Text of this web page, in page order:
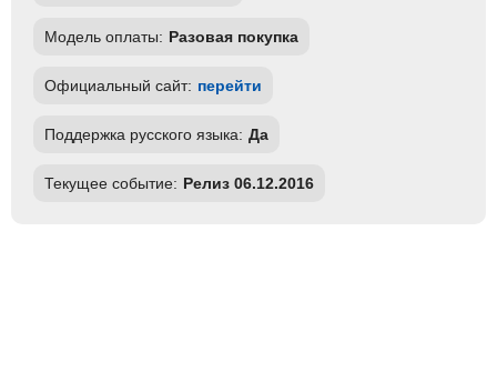
Модель оплаты: Разовая покупка
Официальный сайт: перейти
Поддержка русского языка: Да
Текущее событие: Релиз 06.12.2016